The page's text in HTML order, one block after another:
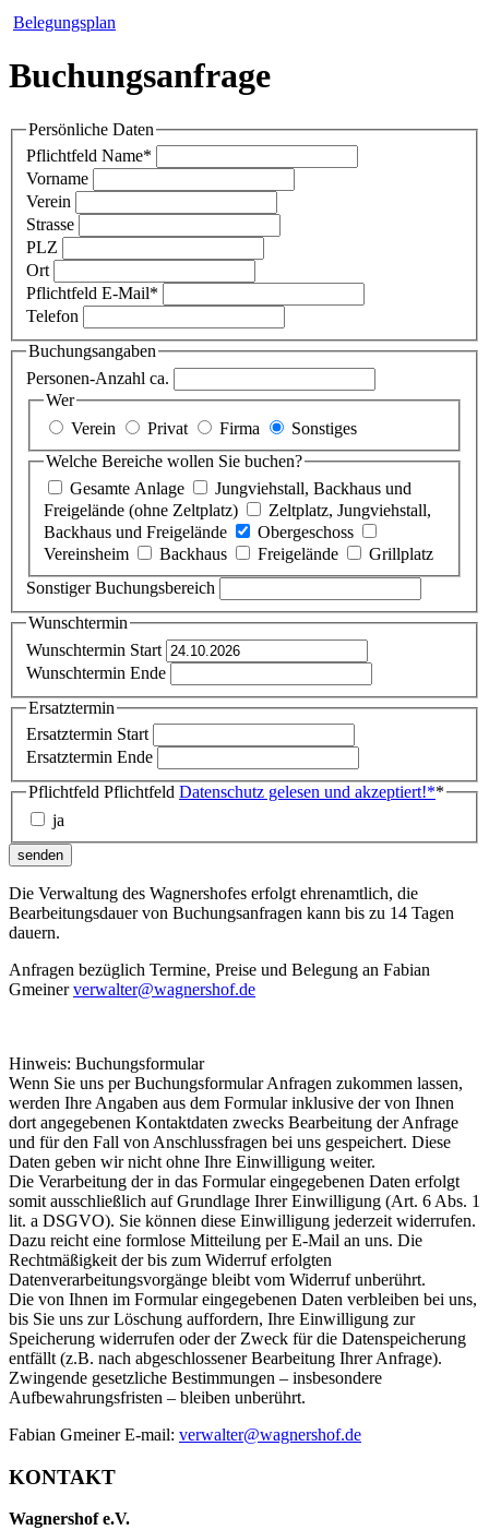
Belegungsplan
Buchungsanfrage
Persönliche Daten
Pflichtfeld Name*
Vorname
Verein
Strasse
PLZ
Ort
Pflichtfeld E-Mail*
Telefon
Buchungsangaben
Personen-Anzahl ca.
Wer
Verein
Privat Firma
Sonstiges
Welche Bereiche wollen Sie buchen?
Gesamte Anlage
Jungviehstall, Backhaus und
Freigelände (ohne Zeltplatz)
Zeltplatz, Jungviehstall,
Backhaus und Freigelände
Obergeschoss
Vereinsheim
Backhaus Freigelände
Grillplatz
Sonstiger Buchungsbereich
Wunschtermin
Wunschtermin Start
Wunschtermin Ende
Ersatztermin
Ersatztermin Start
Ersatztermin Ende
Pflichtfeld Pflichtfeld Datenschutz gelesen und akzeptiert!**
ja
senden
Die Verwaltung des Wagnershofes erfolgt ehrenamtlich, die
Bearbeitungsdauer von Buchungsanfragen kann bis zu 14 Tagen
dauern.
Anfragen bezüglich Termine, Preise und Belegung an Fabian
Gmeinerverwalter@wagnershof.de
Hinweis: Buchungsformular
Wenn Sie uns per Buchungsformular Anfragen zukommen lassen,
werden Ihre Angaben aus dem Formular inklusive der von Ihnen
dort angegebenen Kontaktdaten zwecks Bearbeitung der Anfrage
und für den Fall von Anschlussfragen bei uns gespeichert. Diese
Daten geben wir nicht ohne Ihre Einwilligung weiter.
Die Verarbeitung der in das Formular eingegebenen Daten erfolgt
somit ausschließlich auf Grundlage Ihrer Einwilligung (Art. 6 Abs. 1
lit. a DSGVO). Sie können diese Einwilligung jederzeit widerrufen.
Dazu reicht eine formlose Mitteilung per E-Mail an uns. Die
Rechtmäßigkeit der bis zum Widerruf erfolgten
Datenverarbeitungsvorgänge bleibt vom Widerruf unberührt.
Die von Ihnen im Formular eingegebenen Daten verbleiben bei uns,
bis Sie uns zur Löschung auffordern, Ihre Einwilligung zur
Speicherung widerrufen oder der Zweck für die Datenspeicherung
entfällt (z.B. nach abgeschlossener Bearbeitung Ihrer Anfrage).
Zwingende gesetzliche Bestimmungen – insbesondere
Aufbewahrungsfristen – bleiben unberührt.
Fabian Gmeiner E-mail: verwalter@wagnershof.de
KONTAKT
Wagnershof e.V.